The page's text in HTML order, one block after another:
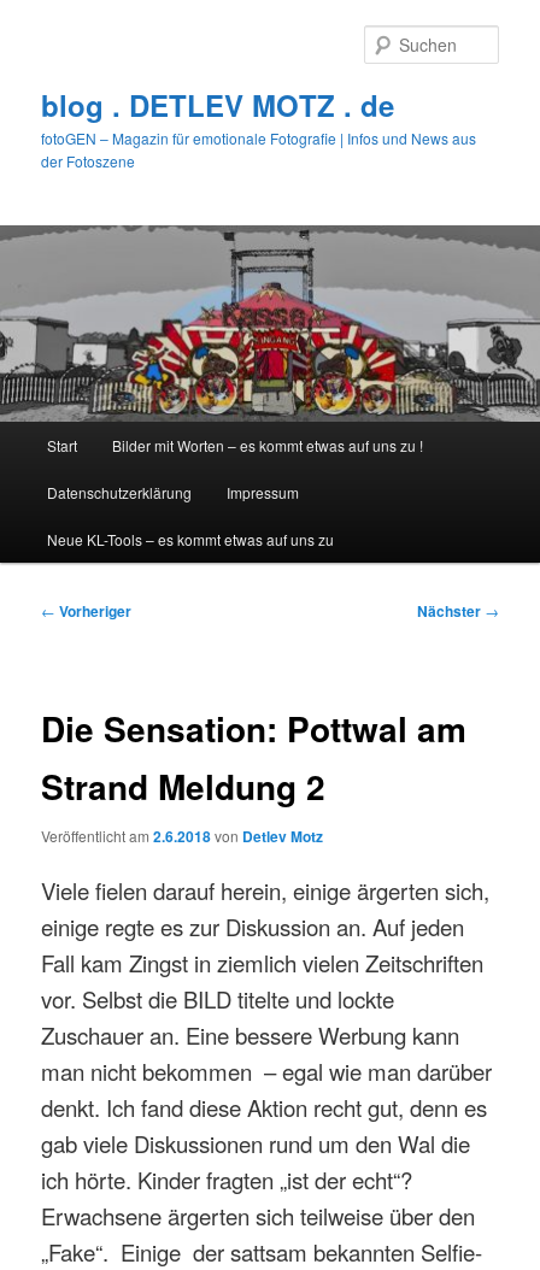
blog . DETLEV MOTZ . de
fotoGEN – Magazin für emotionale Fotografie | Infos und News aus
der Fotoszene
Start Bilder mit Worten – es kommt etwas auf uns zu !
Datenschutzerklärung Impressum
Neue KL-Tools – es kommt etwas auf uns zu
Beitragsnavigation
← Vorheriger Nächster →
Die Sensation: Pottwal am
Strand Meldung 2
Veröffentlicht am2.6.2018von Detlev Motz
Viele fielen darauf herein, einige ärgerten sich,
einige regte es zur Diskussion an. Auf jeden
Fall kam Zingst in ziemlich vielen Zeitschriften
vor. Selbst die BILD titelte und lockte
Zuschauer an. Eine bessere Werbung kann
man nicht bekommen – egal wie man darüber
denkt. Ich fand diese Aktion recht gut, denn es
gab viele Diskussionen rund um den Wal die
ich hörte. Kinder fragten „ist der echt“?
Erwachsene ärgerten sich teilweise über den
„Fake“. Einige der sattsam bekannten Selfie-